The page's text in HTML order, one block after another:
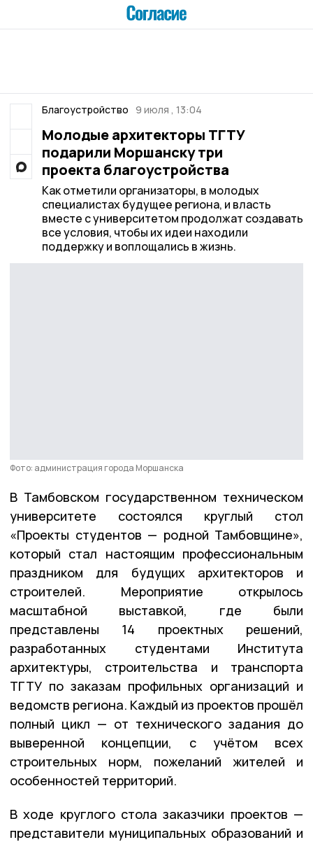
Благоустройство 9 июля , 13:04
Молодые архитекторы ТГТУ
подарили Моршанску три
проекта благоустройства
Как отметили организаторы, в молодых
специалистах будущее региона, и власть
вместе с университетом продолжат создавать
все условия, чтобы их идеи находили
поддержку и воплощались в жизнь.
Фото: администрация города Моршанска
В Тамбовском государственном техническом
университете состоялся круглый стол
«Проекты студентов — родной Тамбовщине»,
который стал настоящим профессиональным
праздником для будущих архитекторов и
строителей. Мероприятие открылось
масштабной выставкой, где были
представлены 14 проектных решений,
разработанных студентами Института
архитектуры, строительства и транспорта
ТГТУ по заказам профильных организаций и
ведомств региона. Каждый из проектов прошёл
полный цикл — от технического задания до
выверенной концепции, с учётом всех
строительных норм, пожеланий жителей и
особенностей территорий.
В ходе круглого стола заказчики проектов —
представители муниципальных образований и